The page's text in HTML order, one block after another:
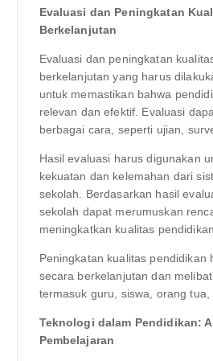
Evaluasi dan Peningkatan
Berkelanjutan
Evaluasi dan peningkatan
berkelanjutan yang harus
untuk memastikan bahwa
relevan dan efektif. Evaluasi
berbagai cara, seperti ujian,
Hasil evaluasi harus digunakan
kekuatan dan kelemahan dari
sekolah. Berdasarkan hasil
sekolah dapat merumuskan
meningkatkan kualitas pendidikan.
Peningkatan kualitas pendidikan
secara berkelanjutan dan
termasuk guru, siswa, orang tua,
Teknologi dalam Pendidikan:
Pembelajaran